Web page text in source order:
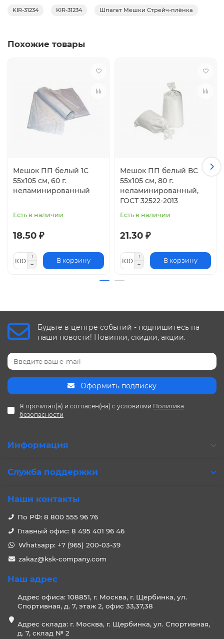
Допускаемое отклонение по ГОСТ 17308-88 массы
KIR-31234 KIR-31234 Шпагат Мешки Стрейч-плёнка
Похожие товары
Мешок ПП белый 1С
55х105 см, 60 г.
неламинированный
Есть в наличии
18.50 ₽
В корзину
Мешок ПП белый ВС
55х105 см, 80 г.
неламинированный,
ГОСТ 32522-2013
Есть в наличии
21.30 ₽
В корзину
Будьте в центре событий - подпишитесь на
наши новости! Новинки, скидки, акции.
Оформить подписку
Я прочитал(а) и согласен(на) с условиями Политика
безопасности
Информация
Служба поддержки
Наши контакты
По РФ: 8 800 555 96 76
Главный офис: 8 495 401 96 46
Whatsapp: +7 (965) 200-03-39
zakaz@ksk-company.com
Наш адрес
Адрес офиса: 108851, г. Москва, г. Щербинка, ул.
Спортивная, д. 7, этаж 2, офис 33,37,38
Адрес склада: г. Москва, г. Щербинка, ул. Спортивная,
д. 7, склад № 2